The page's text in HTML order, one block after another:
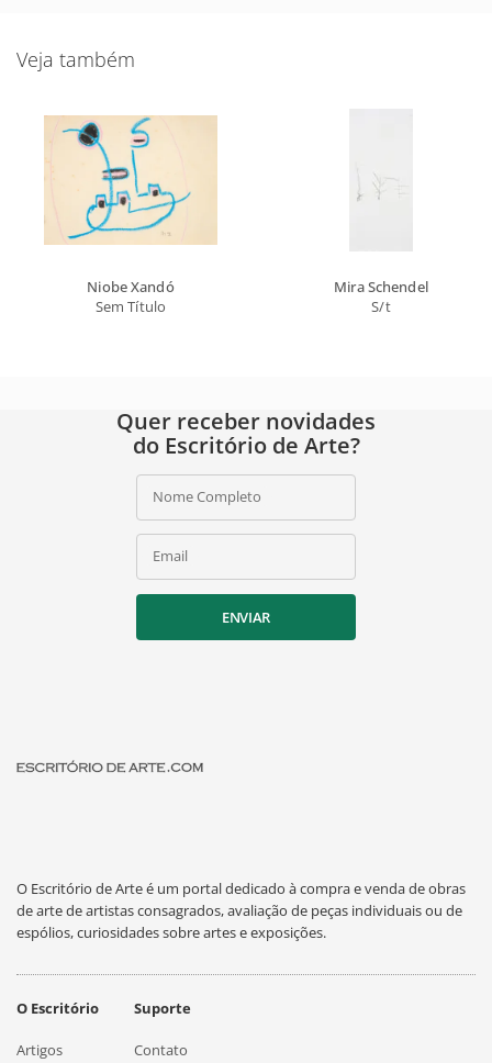
Veja também
Niobe Xandó
Sem Título
Mira Schendel
S/t
Quer receber novidades
do Escritório de Arte?
Nome Completo
Email
ENVIAR
O Escritório de Arte é um portal dedicado à compra e venda de obras
de arte de artistas consagrados, avaliação de peças individuais ou de
espólios, curiosidades sobre artes e exposições.
O Escritório
Artigos
Suporte
Contato